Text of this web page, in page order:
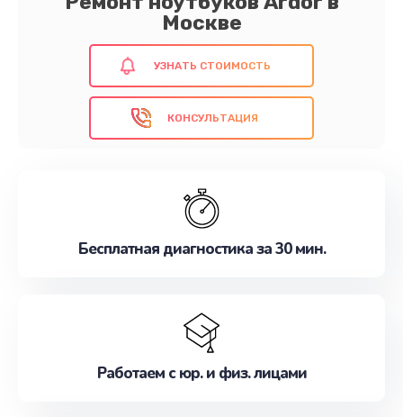
Москве
УЗНАТЬ СТОИМОСТЬ
КОНСУЛЬТАЦИЯ
Бесплатная диагностика за 30 мин.
Работаем с юр. и физ. лицами